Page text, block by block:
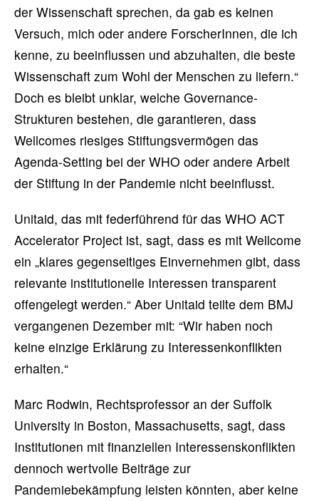
der Wissenschaft sprechen, da gab es keinen
Versuch, mich oder andere ForscherInnen, die ich
kenne, zu beeinflussen und abzuhalten, die beste
Wissenschaft zum Wohl der Menschen zu liefern.“
Doch es bleibt unklar, welche Governance-
Strukturen bestehen, die garantieren, dass
Wellcomes riesiges Stiftungsvermögen das
Agenda-Setting bei der WHO oder andere Arbeit
der Stiftung in der Pandemie nicht beeinflusst.
Unitaid, das mit federführend für das WHO ACT
Accelerator Project ist, sagt, dass es mit Wellcome
ein „klares gegenseitiges Einvernehmen gibt, dass
relevante institutionelle Interessen transparent
offengelegt werden.“ Aber Unitaid teilte dem BMJ
vergangenen Dezember mit: “Wir haben noch
keine einzige Erklärung zu Interessenkonflikten
erhalten.“
Marc Rodwin, Rechtsprofessor an der Suffolk
University in Boston, Massachusetts, sagt, dass
Institutionen mit finanziellen Interessenskonflikten
dennoch wertvolle Beiträge zur
Pandemiebekämpfung leisten könnten, aber keine